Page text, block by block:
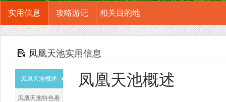
实用信息 攻略游记 相关目的地
凤凰天池实用信息
凤凰天池概述
凤凰天池特色看
凤凰天池概述